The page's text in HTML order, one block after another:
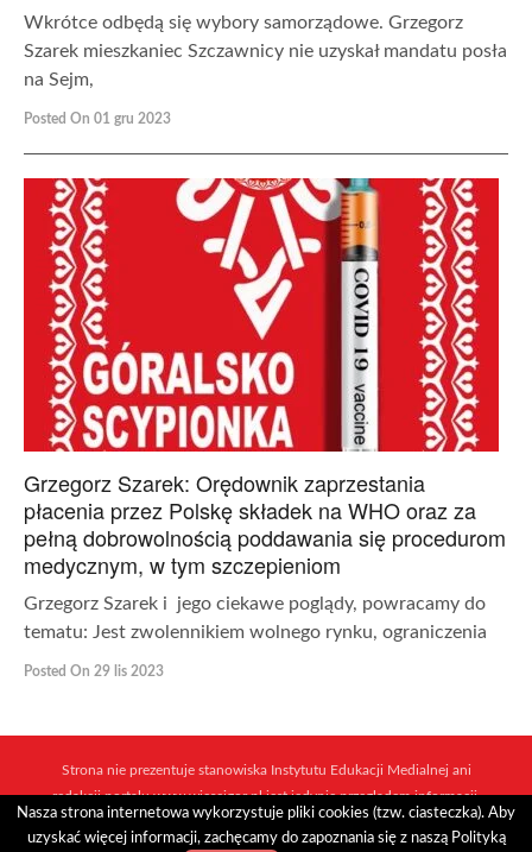
Wkrótce odbędą się wybory samorządowe. Grzegorz
Szarek mieszkaniec Szczawnicy nie uzyskał mandatu posła
na Sejm,
Posted On 01 gru 2023
Grzegorz Szarek: Orędownik zaprzestania
płacenia przez Polskę składek na WHO oraz za
pełną dobrowolnością poddawania się procedurom
medycznym, w tym szczepieniom
Grzegorz Szarek i jego ciekawe poglądy, powracamy do
tematu: Jest zwolennikiem wolnego rynku, ograniczenia
Posted On 29 lis 2023
Strona nie prezentuje stanowiska Instytutu Edukacji Medialnej ani
redakcji portalu www.wiescigor.pl jest jedynie przeglądem informacji,
które ukazują się w sieci mediów i niezależnych dziennikarzy.
Realizacja:Internet Arts
Nasza strona internetowa wykorzystuje pliki cookies (tzw. ciasteczka). Aby
uzyskać więcej informacji, zachęcamy do zapoznania się z naszą Polityką